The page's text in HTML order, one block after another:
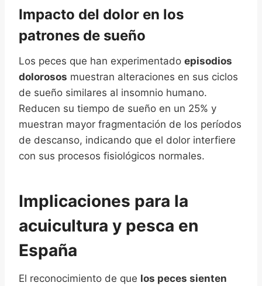
Impacto del dolor en los
patrones de sueño
Los peces que han experimentado episodios
dolorosos muestran alteraciones en sus ciclos
de sueño similares al insomnio humano.
Reducen su tiempo de sueño en un 25% y
muestran mayor fragmentación de los períodos
de descanso, indicando que el dolor interfiere
con sus procesos fisiológicos normales.
Implicaciones para la
acuicultura y pesca en
España
El reconocimiento de que los peces sienten